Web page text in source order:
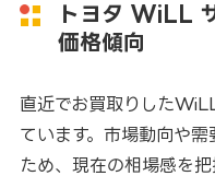
トヨタ WiLL
価格傾向
直近でお買取りした
ています。市場動向や
ため、現在の相場感を